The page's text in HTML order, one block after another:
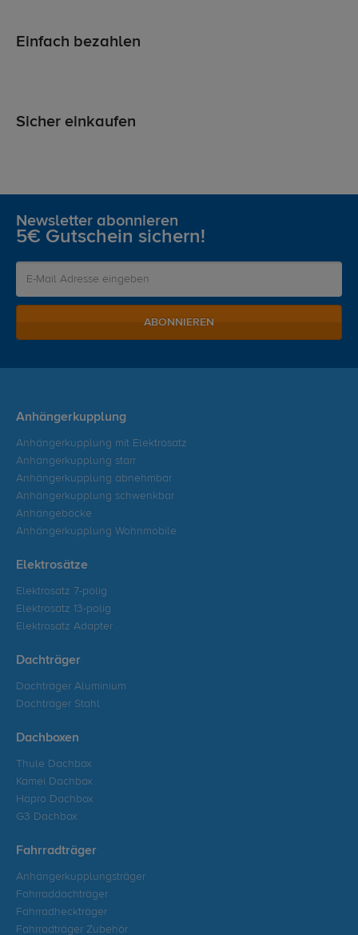
Einfach bezahlen
Sicher einkaufen
Newsletter abonnieren
5€ Gutschein sichern!
ABONNIEREN
Anhängerkupplung
Anhängerkupplung mit Elektrosatz
Anhängerkupplung starr
Anhängerkupplung abnehmbar
Anhängerkupplung schwenkbar
Anhängeböcke
Anhängerkupplung Wohnmobile
Elektrosätze
Elektrosatz 7-polig
Elektrosatz 13-polig
Elektrosatz Adapter
Dachträger
Dachträger Aluminium
Dachträger Stahl
Dachboxen
Thule Dachbox
Kamei Dachbox
Hapro Dachbox
G3 Dachbox
Fahrradträger
Anhängerkupplungsträger
Fahrraddachträger
Fahrradheckträger
Fahrradträger Zubehör